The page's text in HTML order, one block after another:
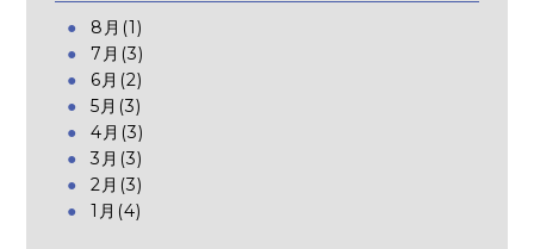
8月(1)
7月(3)
6月(2)
5月(3)
4月(3)
3月(3)
2月(3)
1月(4)